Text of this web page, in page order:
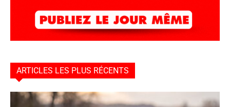
ARTICLES LES PLUS RÉCENTS